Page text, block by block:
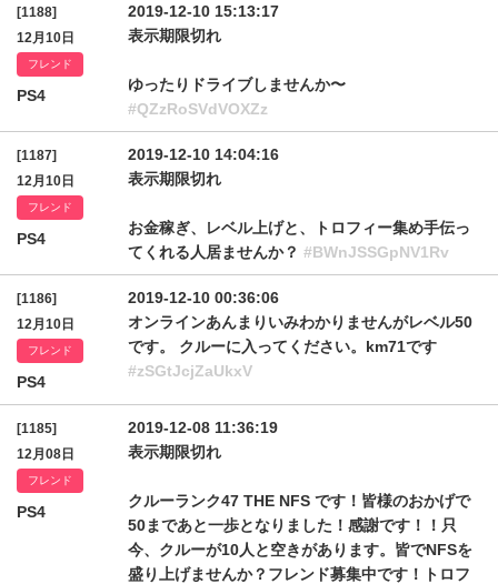
[1188]
12月10日
フレンド
PS4
2019-12-10 15:13:17
表示期限切れ
ゆったりドライブしませんか〜
#QZzRoSVdVOXZz
[1187]
12月10日
フレンド
PS4
2019-12-10 14:04:16
表示期限切れ
お金稼ぎ、レベル上げと、トロフィー集め手伝っ
てくれる人居ませんか？ #BWnJSSGpNV1Rv
[1186]
12月10日
フレンド
PS4
2019-12-10 00:36:06
オンラインあんまりいみわかりませんがレベル50
です。 クルーに入ってください。km71です
#zSGtJcjZaUkxV
[1185]
12月08日
フレンド
PS4
2019-12-08 11:36:19
表示期限切れ
クルーランク47 THE NFS です！皆様のおかげで
50まであと一歩となりました！感謝です！！只
今、クルーが10人と空きがあります。皆でNFSを
盛り上げませんか？フレンド募集中です！トロフ